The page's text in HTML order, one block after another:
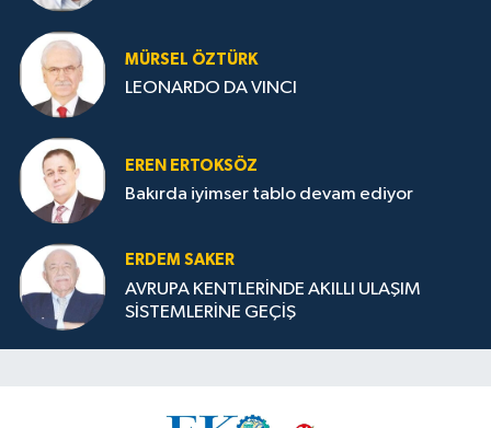
MÜRSEL ÖZTÜRK
LEONARDO DA VINCI
EREN ERTOKSÖZ
Bakırda iyimser tablo devam ediyor
ERDEM SAKER
AVRUPA KENTLERİNDE AKILLI ULAŞIM
SİSTEMLERİNE GEÇİŞ